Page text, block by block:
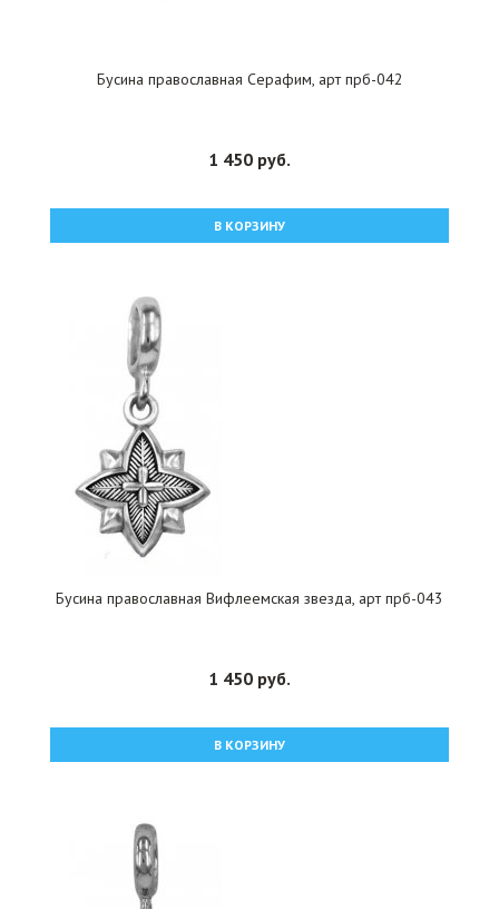
Бусина православная Серафим, арт прб-042
1 450 руб.
В КОРЗИНУ
Бусина православная Вифлеемская звезда, арт прб-043
1 450 руб.
В КОРЗИНУ